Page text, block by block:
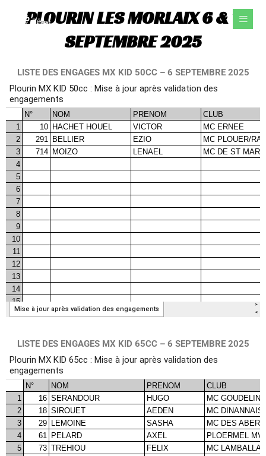
PLOURIN LES MORLAIX 6 & 7
SEPTEMBRE 2025
LISTE DES ENGAGES MX KID 50CC – 6 SEPTEMBRE 2025
LISTE DES ENGAGES MX KID 65CC – 6 SEPTEMBRE 2025